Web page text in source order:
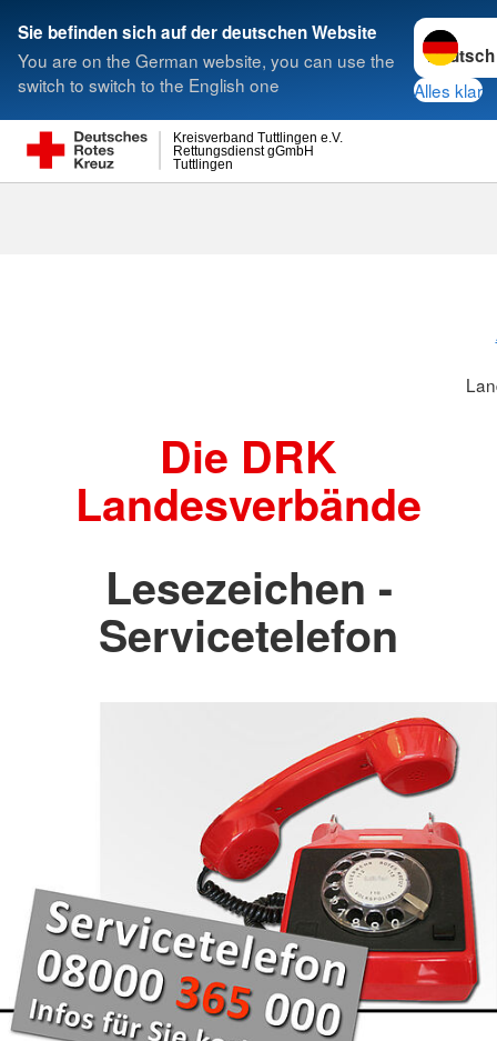
Sie befinden sich auf der deutschen Website
You are on the German website, you can use the
switch to switch to the English one
Sprache
Alles klar
Tuttlingen
Rettungsdienst gGmbH
Kreisverband Tuttlingen e.V.
Suche
Die DRK
Landesverbände
Lesezeichen -
Servicetelefon